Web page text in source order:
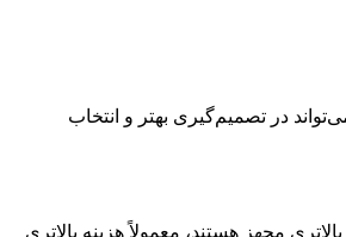
در تصمیم‌گیری بهتر و انتخاب
مجهز هستند، معمولاً هزینه بالاتری